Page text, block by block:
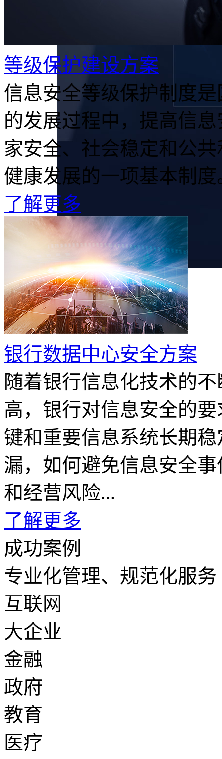
等级保护建设方案
信息安全等级保护制度
的发展过程中，提高信
家安全、社会稳定和公
健康发展的一项基本制度
了解更多
银行数据中心安全方案
随着银行信息化技术的
高，银行对信息安全的
键和重要信息系统长期
漏，如何避免信息安全
和经营风险...
了解更多
成功案例
专业化管理、规范化服务
互联网
大企业
金融
政府
教育
医疗